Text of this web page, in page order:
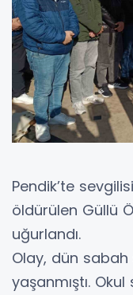
Pendik’te
öldürülen Güllü
uğurlandı.
Olay, dün sabah
yaşanmıştı.